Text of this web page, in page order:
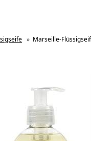
» Marseille-